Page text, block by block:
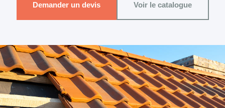
Demander un devis Voir le catalogue